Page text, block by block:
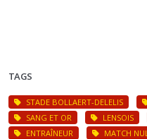
TAGS
STADE BOLLAERT-DELELIS
SANG ET OR
LENSOIS
ENTRAÎNEUR
MATCH NUL